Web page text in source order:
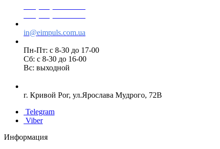
in@eimpuls.com.ua
Пн-Пт: с 8-30 до 17-00
Сб: с 8-30 до 16-00
Вс: выходной
г. Кривой Рог, ул.Ярослава Мудрого, 72В
Telegram
Viber
Информация